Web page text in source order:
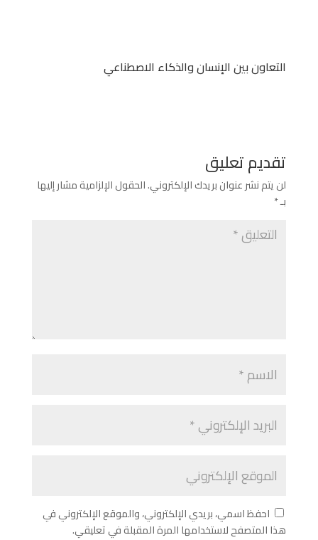
التعاون بين الإنسان والذكاء الاصطناعي
تقديم تعليق
لن يتم نشر عنوان بريدك الإلكتروني.الحقول الإلزامية مشار إليها
بـ*
احفظ اسمي، بريدي الإلكتروني، والموقع الإلكتروني في
هذا المتصفح لاستخدامها المرة المقبلة في تعليقي.